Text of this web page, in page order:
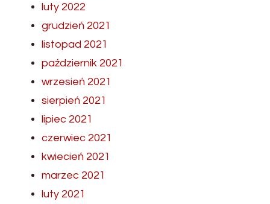
luty 2022
grudzień 2021
listopad 2021
październik 2021
wrzesień 2021
sierpień 2021
lipiec 2021
czerwiec 2021
kwiecień 2021
marzec 2021
luty 2021